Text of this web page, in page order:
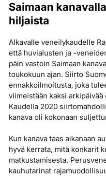
Saimaan
hiljaista
Alkavalle veneilykaudelle
että huvialusten ja -
päin vastoin Saimaan
toukokuun ajan. Siirto
ennakkoilmoitusta, joka
viimeistään kaksi
Kaudella 2020
kanava oli kokonaan
Kun kanava taas aikanaan
hyvä kerrata, mitä konkarit
matkustamisesta.
kauhutarinat